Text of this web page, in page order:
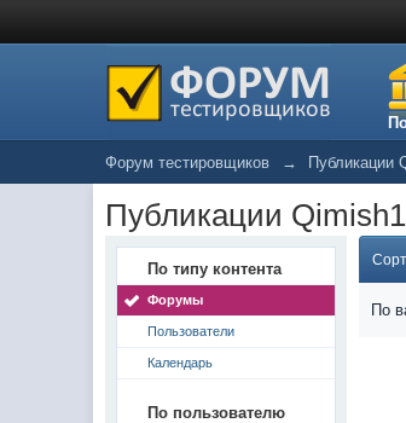
Форум тестировщиков → Публикации
Публикации
По типу контента
Форумы
Пользователи
Календарь
По пользователю
По